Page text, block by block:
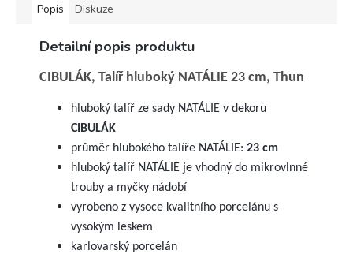
Popis Diskuze
Detailní popis produktu
CIBULÁK, Talíř hluboký NATÁLIE 23 cm, Thun
hluboký talíř ze sady NATÁLIE v dekoru
CIBULÁK
průměr hlubokého talíře NATÁLIE: 23 cm
hluboký talíř NATÁLIE je vhodný do mikrovlnné
trouby a myčky nádobí
vyrobeno z vysoce kvalitního porcelánu s
vysokým leskem
karlovarský porcelán